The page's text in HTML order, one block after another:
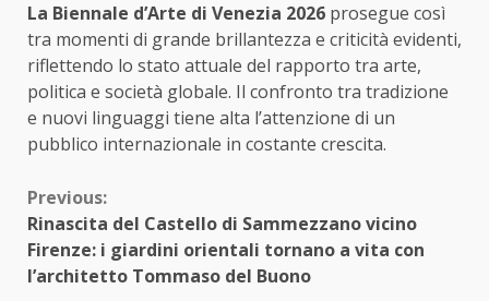
La Biennale d’Arte di Venezia 2026 prosegue così
tra momenti di grande brillantezza e criticità evidenti,
riflettendo lo stato attuale del rapporto tra arte,
politica e società globale. Il confronto tra tradizione
e nuovi linguaggi tiene alta l’attenzione di un
pubblico internazionale in costante crescita.
Continue
Reading
Previous:
Rinascita del Castello di Sammezzano vicino
Firenze: i giardini orientali tornano a vita con
l’architetto Tommaso del Buono